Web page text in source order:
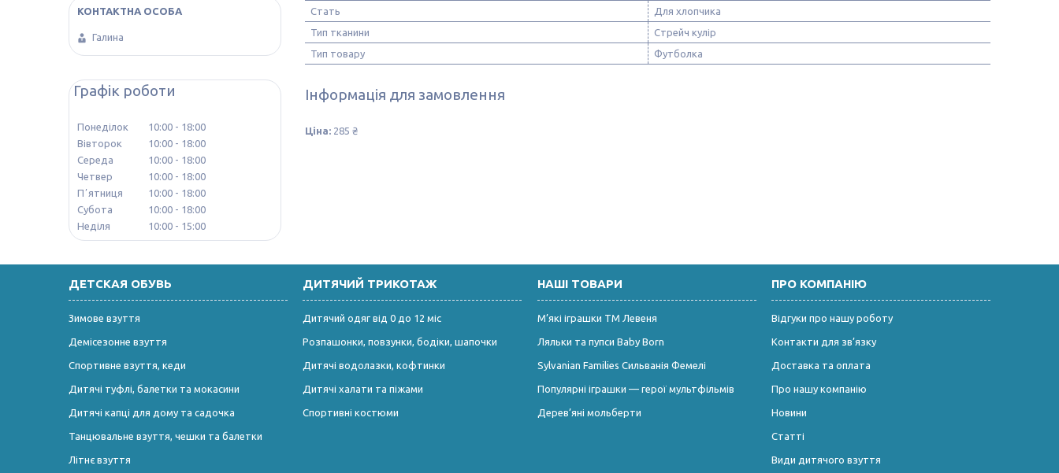
Стать
Для хлопчика
Тип тканини
Стрейч кулір
Тип товару
Футболка
Інформація для замовлення
Ціна: 285 ₴
Галина
Графік роботи
Понеділок 10:00
18:00
Вівторок
10:00
18:00
Середа
10:00
18:00
Четвер
10:00
18:00
Пʼятниця
10:00
18:00
Субота
10:00
18:00
Неділя
10:00 15:00
ДЕТСКАЯ ОБУВЬ
Зимове взуття
Демісезонне взуття
Спортивне взуття, кеди
Дитячі туфлі, балетки та мокасини
Дитячі капці для дому та садочка
Танцювальне взуття, чешки та балетки
Літнє взуття
ДИТЯЧИЙ ТРИКОТАЖ
Дитячий одяг від 0 до 12 міс
Розпашонки, повзунки, бодіки, шапочки
Дитячі водолазки, кофтинки
Дитячі халати та піжами
Спортивні костюми
НАШІ ТОВАРИ
М’які іграшки ТМ Левеня
Ляльки та пупси Baby Born
Sylvanian Families Сильванія Фемелі
Популярні іграшки — герої мультфільмів
Дерев’яні мольберти
ПРО КОМПАНІЮ
Відгуки про нашу роботу
Контакти для зв’язку
Доставка та оплата
Про нашу компанію
Новини
Статті
Види дитячого взуття